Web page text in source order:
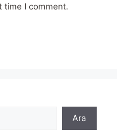
time I comment.
Ara